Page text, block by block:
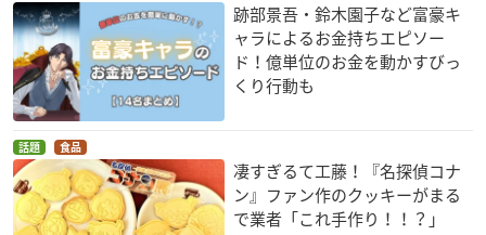
跡部景吾・鈴木園子など富豪キ
ャラによるお金持ちエピソー
ド！億単位のお金を動かすびっ
くり行動も
話題 食品
凄すぎるて工藤！『名探偵コナ
ン』ファン作のクッキーがまる
で業者「これ手作り！！？」